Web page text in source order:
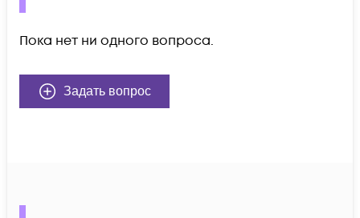
Пока нет ни одного вопроса.
Задать вопрос